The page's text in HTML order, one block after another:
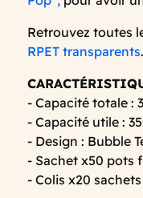
Retrouvez toutes
RPET transparents.
- Capacité totale :
- Capacité utile :
- Design : Bubble
- Sachet x50 pots
- Colis x20